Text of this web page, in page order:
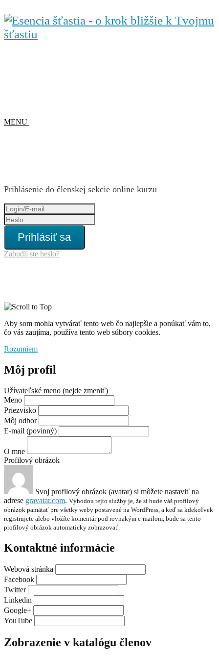
MENU
Prihlásenie do členskej sekcie online kurzu
Prihlásiť sa
Zabudli ste heslo?
Aby som mohla vytvárať tento web čo najlepšie a ponúkať vám to,
čo vás zaujíma, používa tento web súbory cookies.
Rozumiem
Môj profil
Užívateľské meno (nejde zmeniť)
Meno
Priezvisko
Môj odbor
E-mail (povinný)
O mne
Profilový obrázok
Svoj profilový obrázok (avatar) si môžete nastaviť na
adrese gravatar.com. Výhodou tejto služby je, že si bude váš profilový
obrázok pamätať pre všetky weby postavené na WordPress, a keď sa kdekoľvek
registrujete alebo vložíte komentár pod rovnakým e-mailom, bude sa tento
profilový obrázok automaticky zobrazovať.
Kontaktné informácie
Webová stránka
Facebook
Twitter
Linkedin
Google+
YouTube
Zobrazenie v katalógu členov